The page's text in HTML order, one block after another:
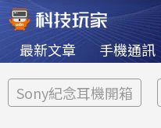
最新文章 手機通訊
Sony紀念耳機開箱